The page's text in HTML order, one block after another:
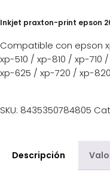
Inkjet praxton-print epson
Compatible con epson
xp-510 / xp-810 / xp-
xp-625 / xp-720 / xp-820
SKU: 8435350784805
Descripción